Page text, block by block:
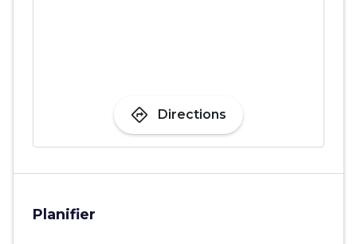
directions Directions
Planifier